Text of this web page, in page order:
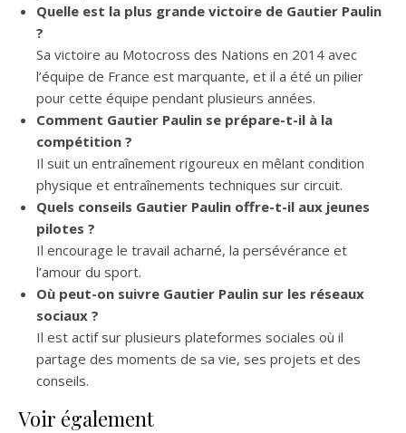
Quelle est la plus grande victoire de Gautier Paulin
?
Sa victoire au Motocross des Nations en 2014 avec
l’équipe de France est marquante, et il a été un pilier
pour cette équipe pendant plusieurs années.
Comment Gautier Paulin se prépare-t-il à la
compétition ?
Il suit un entraînement rigoureux en mêlant condition
physique et entraînements techniques sur circuit.
Quels conseils Gautier Paulin offre-t-il aux jeunes
pilotes ?
Il encourage le travail acharné, la persévérance et
l’amour du sport.
Où peut-on suivre Gautier Paulin sur les réseaux
sociaux ?
Il est actif sur plusieurs plateformes sociales où il
partage des moments de sa vie, ses projets et des
conseils.
Voir également